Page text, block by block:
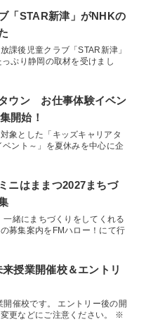
「STAR新津」がNHKの
課後児童クラブ「STAR新津」
ぷり静岡の取材を受けまし
ウン お仕事体験イベン
開始！
象とした「キッズキャリアタ
ント～」を夏休みを中心に企
ニはままつ2027まちづ
一緒にまちづくりをしてくれる
の募集案内をFMハロー！にて行
来授業開催校＆エントリ
催校です。 エントリー後の開
更などにご注意ください。 ※